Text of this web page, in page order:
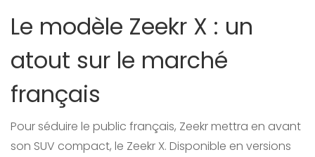
Le modèle Zeekr X : un
atout sur le marché
français
Pour séduire le public français, Zeekr mettra en avant
son SUV compact, le Zeekr X. Disponible en versions